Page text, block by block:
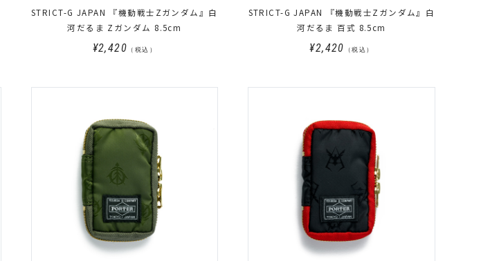
STRICT-G JAPAN 『機動戦士Zガンダム』白
河だるま Zガンダム 8.5cm
¥2,420 （税込）
STRICT-G JAPAN 『機動戦士Zガンダム』白
河だるま 百式 8.5cm
¥2,420 （税込）